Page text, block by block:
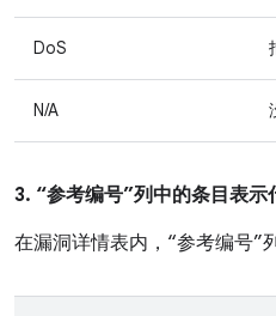
DoS
N/A
3. “参考编号”列中的条目表示
在漏洞详情表内，“参考编号”